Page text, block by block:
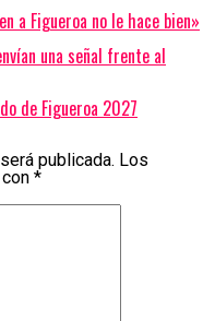
a Figueroa no le hace bien»
una señal frente al
de Figueroa 2027
publicada. Los
*